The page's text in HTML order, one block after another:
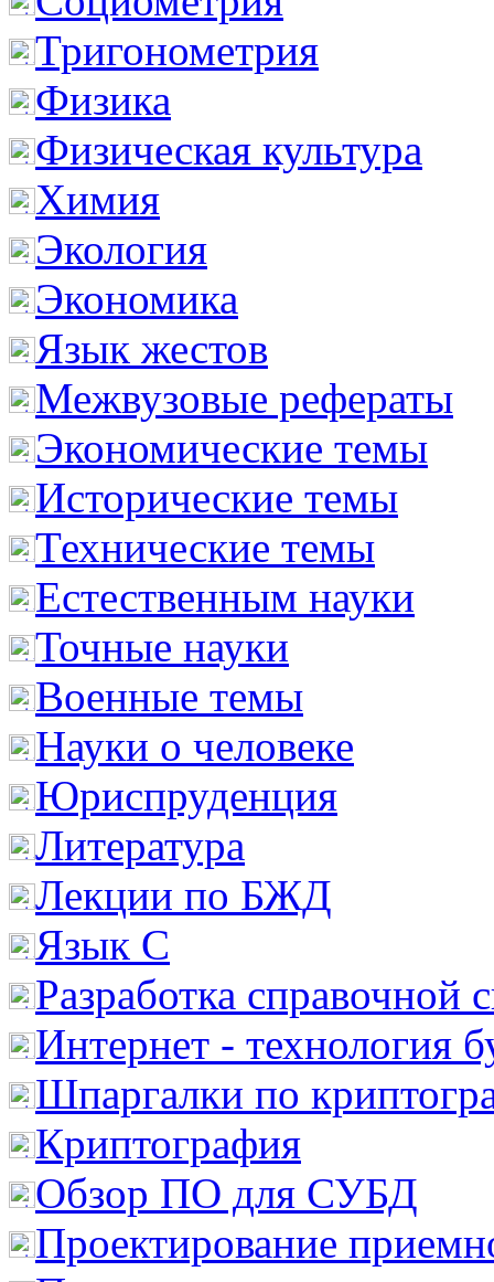
Тригонометрия
Физика
Физическая культура
Химия
Экология
Экономика
Язык жестов
Межвузовые рефераты
Экономические темы
Исторические темы
Технические темы
Естественным науки
Точные науки
Военные темы
Науки о человеке
Юриспруденция
Литература
Лекции по БЖД
Язык С
Разработка справочной
Интернет - технология
Шпаргалки по
Криптография
Обзор ПО для СУБД
Проектирование